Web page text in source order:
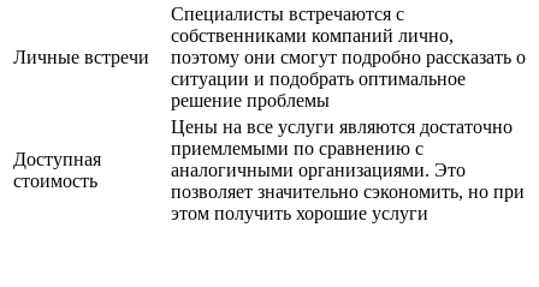
Личные встречи
Специалисты встречаются с
собственниками компаний лично,
поэтому они смогут подробно рассказать о
ситуации и подобрать оптимальное
решение проблемы
Доступная
стоимость
Цены на все услуги являются достаточно
приемлемыми по сравнению с
аналогичными организациями. Это
позволяет значительно сэкономить, но при
этом получить хорошие услуги